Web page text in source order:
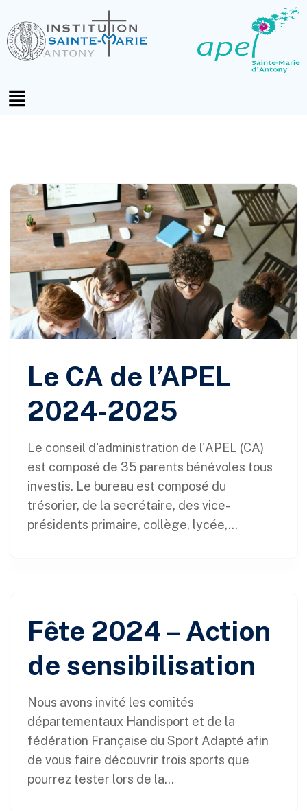
Le CA de l’APEL
2024-2025
Le conseil d'administration de l'APEL (CA)
est composé de 35 parents bénévoles tous
investis. Le bureau est composé du
trésorier, de la secrétaire, des vice-
présidents primaire, collège, lycée,...
Fête 2024 – Action
de sensibilisation
Nous avons invité les comités
départementaux Handisport et de la
fédération Française du Sport Adapté afin
de vous faire découvrir trois sports que
pourrez tester lors de la...